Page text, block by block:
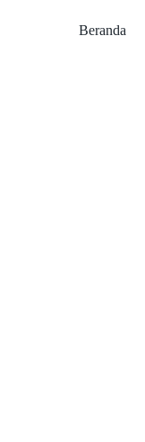
Beranda